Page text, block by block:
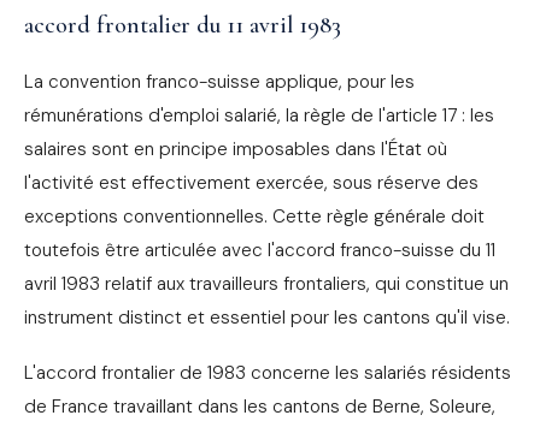
accord frontalier du 11 avril 1983
La convention franco-suisse applique, pour les
rémunérations d'emploi salarié, la règle de l'article 17 : les
salaires sont en principe imposables dans l'État où
l'activité est effectivement exercée, sous réserve des
exceptions conventionnelles. Cette règle générale doit
toutefois être articulée avec l'accord franco-suisse du 11
avril 1983 relatif aux travailleurs frontaliers, qui constitue un
instrument distinct et essentiel pour les cantons qu'il vise.
L'accord frontalier de 1983 concerne les salariés résidents
de France travaillant dans les cantons de Berne, Soleure,